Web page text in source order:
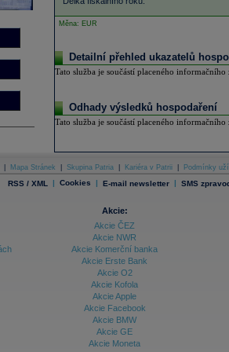
Měna: EUR
Detailní přehled ukazatelů
Tato služba je součástí placeného
Odhady výsledků hospodaření
Tato služba je součástí placeného
Mapa Stránek Skupina Patria Kariéra v Patrii Podmínky
RSS / XML | Cookies | E-mail newsletter | SMS
Akcie:
Akcie ČEZ
Akcie NWR
Akcie Komerční banka
Akcie Erste Bank
Akcie O2
Akcie Kofola
Akcie Apple
Akcie Facebook
Akcie BMW
Akcie GE
Akcie Moneta